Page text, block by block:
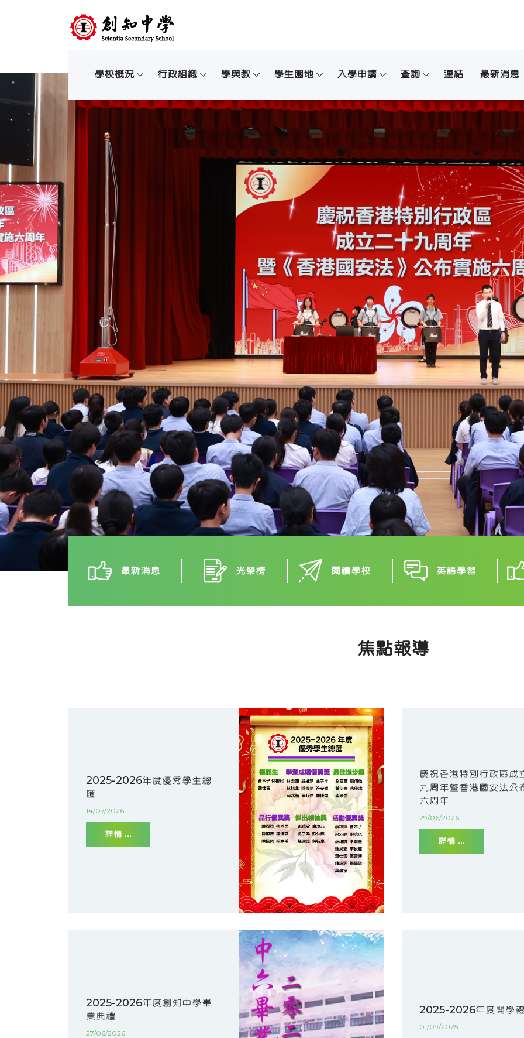
學校概況 行政組織 學與教 學生園地 入學申請 查詢 連結 最新消息
最新消息 光榮榜 閱讀學校 英語學習
焦點報導
2025-2026年度優秀學生總
匯
14/07/2026
詳情 ...
慶祝香港特別行政區成
九周年暨香港國安法公
六周年
29/06/2026
詳情 ...
2025-2026年度創知中學畢
業典禮
27/06/2026
2025-2026年度開學
01/09/2025